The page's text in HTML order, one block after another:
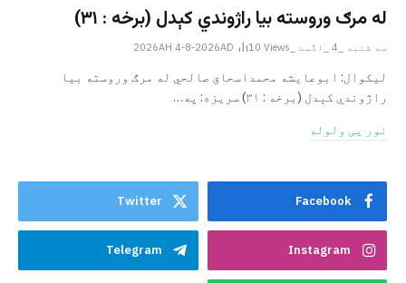
له مرګ وروسته بیا راژوندي کېدل (برخه : ۳۱)
سه شنبه _4 _اگست _2026AH 4-8-2026AD 10 Views
لیکوال: ابوعایشه محمداسحاق صالحي له مرګ وروسته بیا
راژوندي کېدل (برخه : ۳۱) سریزه: په…
نور یی ولوله
Facebook
Twitter
Instagram
Telegram